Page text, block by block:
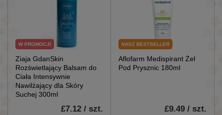
W PROMOCJI
Ziaja GdanSkin
Rozświetlający Balsam do
Ciała Intensywnie
Nawilżający dla Skóry
Suchej 300ml
£7.12 / szt.
NASZ BESTSELLER
Aflofarm Medispirant Żel
Pod Prysznic 180ml
£9.49 / szt.